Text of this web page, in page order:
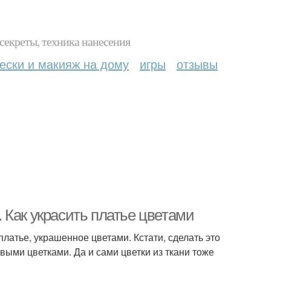
техника нанесения
и макияж на дому игры отзывы
украсить платье цветами
украшенное цветами. Кстати, сделать это
цветками. Да и сами цветки из ткани тоже